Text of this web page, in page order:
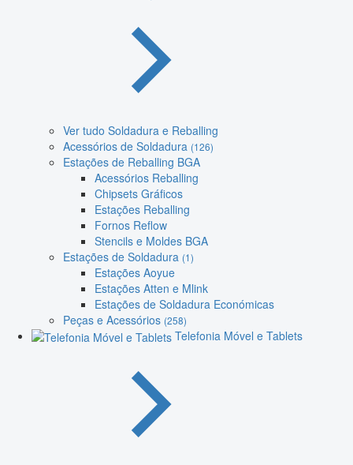
Ver tudo Soldadura e Reballing
Acessórios de Soldadura (126)
Estações de Reballing BGA
Acessórios Reballing
Chipsets Gráficos
Estações Reballing
Fornos Reflow
Stencils e Moldes BGA
Estações de Soldadura (1)
Estações Aoyue
Estações Atten e Mlink
Estações de Soldadura Económicas
Peças e Acessórios (258)
Telefonia Móvel e Tablets